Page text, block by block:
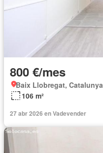
800 €/mes
Baix Llobregat, Catalunya
106 m²
27 abr 2026 en Vadevender